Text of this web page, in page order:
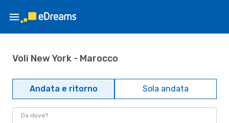
Voli New York - Marocco
Andata e ritorno Sola andata
Da dove?